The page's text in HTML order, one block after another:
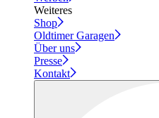
Weiteres
Shop
Oldtimer Garagen
Über uns
Presse
Kontakt